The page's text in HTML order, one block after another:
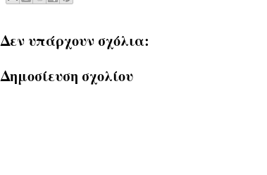
Δεν υπάρχουν σχόλια:
Δημοσίευση σχολίου